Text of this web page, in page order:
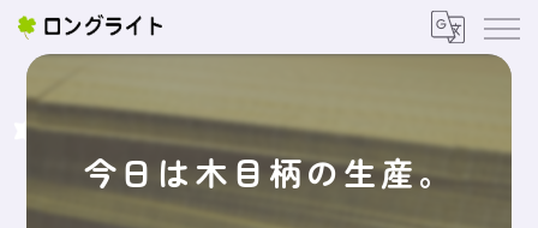
今日は木目柄の生産。